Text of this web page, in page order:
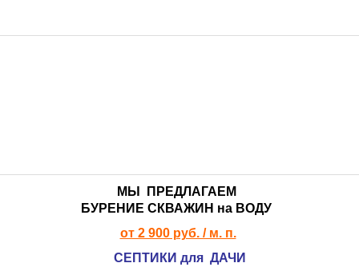
КЕССОНЫ >>>
МЫ ПРЕДЛАГАЕМ
БУРЕНИЕ СКВАЖИН на ВОДУ
от 2 900 руб. / м. п.
СЕПТИКИ для ДАЧИ